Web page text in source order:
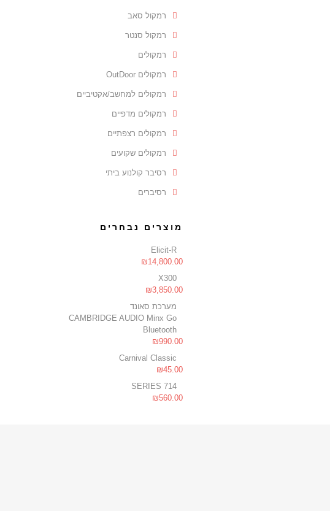
רמקול סאב
רמקול סנטר
רמקולים
רמקולים OutDoor
רמקולים למחשב/אקטיביים
רמקולים מדפיים
רמקולים רצפתיים
רמקולים שקועים
רסיבר קולנוע ביתי
רסיברים
מוצרים נבחרים
Elicit-R
₪14,800.00
X300
₪3,850.00
מערכת סאונד
CAMBRIDGE AUDIO Minx Go
Bluetooth
₪990.00
Carnival Classic
₪45.00
714 SERIES
₪560.00